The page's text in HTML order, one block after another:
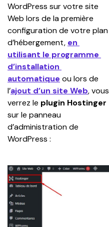
WordPress sur votre site
Web lors de la première
configuration de votre plan
d’hébergement, en
utilisant le programme
d’installation
automatique ou lors de
l’ajout d’un site Web, vous
verrez le plugin Hostinger
sur le panneau
d’administration de
WordPress :